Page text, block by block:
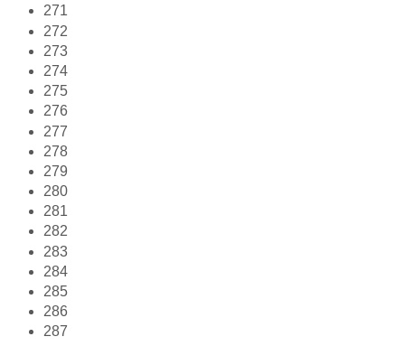
271
272
273
274
275
276
277
278
279
280
281
282
283
284
285
286
287